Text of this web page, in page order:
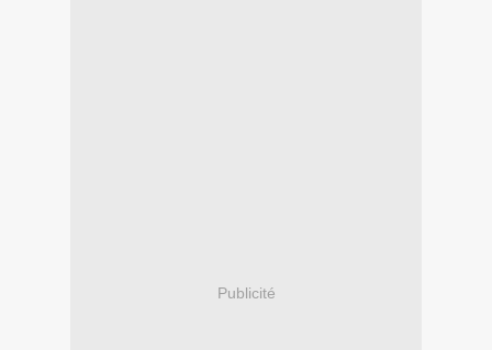
Publicité